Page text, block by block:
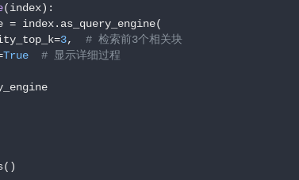
(index):
= index.as_query_engine(
3, # 检索前3个相关块
True
# 显示详细过程